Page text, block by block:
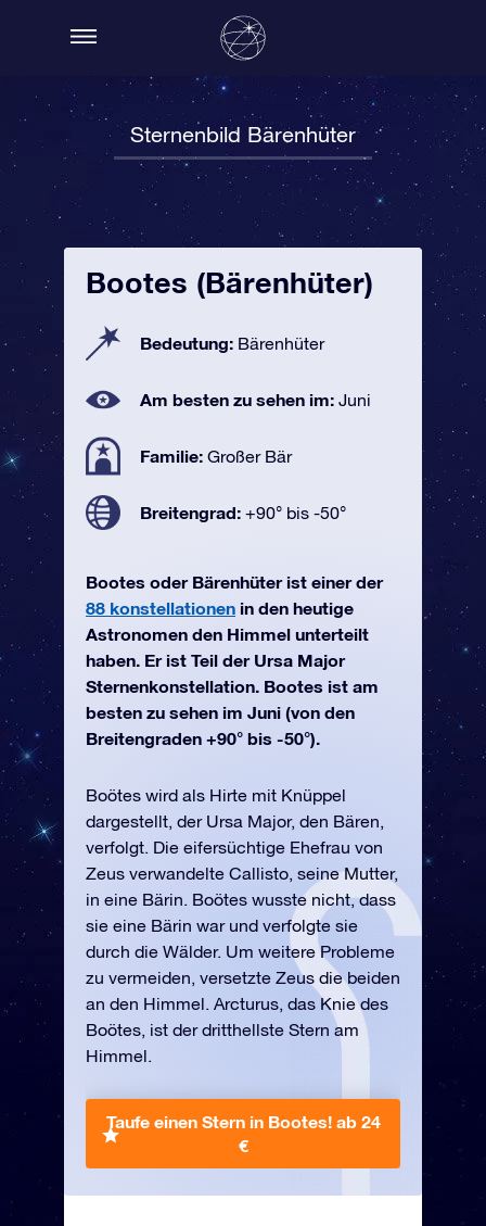
Sternenbild Bärenhüter
Bootes (Bärenhüter)
Bedeutung: Bärenhüter
Am besten zu sehen im: Juni
Familie: Großer Bär
Breitengrad: +90° bis -50°
Bootes oder Bärenhüter ist einer der
88 konstellationen in den heutige
Astronomen den Himmel unterteilt
haben. Er ist Teil der Ursa Major
Sternenkonstellation. Bootes ist am
besten zu sehen im Juni (von den
Breitengraden +90° bis -50°).
Boötes wird als Hirte mit Knüppel
dargestellt, der Ursa Major, den Bären,
verfolgt. Die eifersüchtige Ehefrau von
Zeus verwandelte Callisto, seine Mutter,
in eine Bärin. Boötes wusste nicht, dass
sie eine Bärin war und verfolgte sie
durch die Wälder. Um weitere Probleme
zu vermeiden, versetzte Zeus die beiden
an den Himmel. Arcturus, das Knie des
Boötes, ist der dritthellste Stern am
Himmel.
Taufe einen Stern in Bootes! ab 24
€